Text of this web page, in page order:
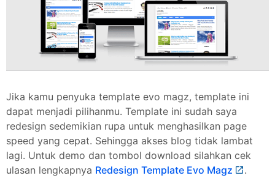
Jika kamu penyuka template evo magz, template ini
dapat menjadi pilihanmu. Template ini sudah saya
redesign sedemikian rupa untuk menghasilkan page
speed yang cepat. Sehingga akses blog tidak lambat
lagi. Untuk demo dan tombol download silahkan cek
ulasan lengkapnya Redesign Template Evo Magz .